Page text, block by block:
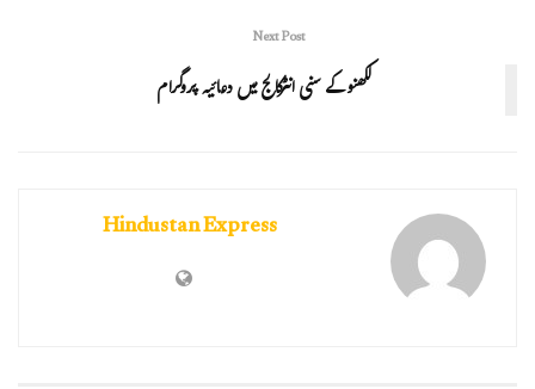
Next Post
لکھنو کے سنی انٹرکالج میں دعائیہ پروگرام
Hindustan Express